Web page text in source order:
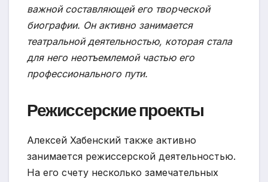
важной составляющей его творческой
биографии. Он активно занимается
театральной деятельностью, которая стала
для него неотъемлемой частью его
профессионального пути.
Режиссерские проекты
Алексей Хабенский также активно
занимается режиссерской деятельностью.
На его счету несколько замечательных